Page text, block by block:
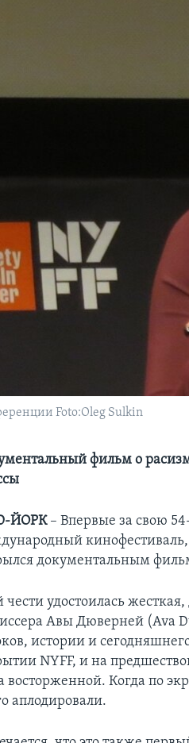
Foto:Oleg Sulkin
фильм о
ЙОРК – Впервые за свою
документальным
чести удостоилась
Авы Дюверней (Ava
истории и
NYFF, и на
восторженной. Когда по
аплодировали.